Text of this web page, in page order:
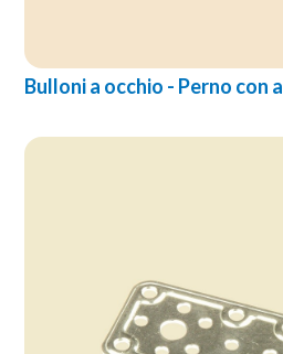
Bulloni a occhio - Perno con